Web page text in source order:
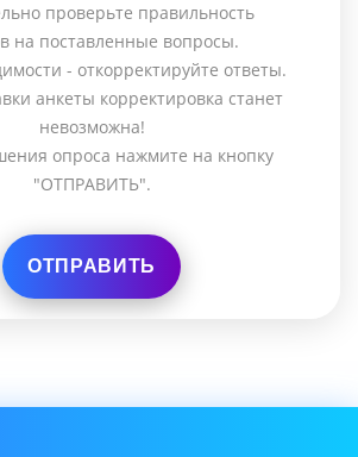
проверьте правильность
на поставленные вопросы.
- откорректируйте ответы.
анкеты корректировка станет
невозможна!
опроса нажмите на кнопку
"ОТПРАВИТЬ".